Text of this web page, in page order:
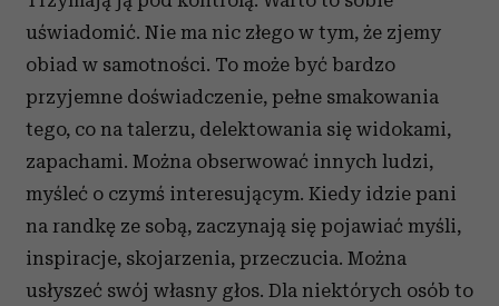
uświadomić. Nie ma nic złego w tym, że zjemy
obiad w samotności. To może być bardzo
przyjemne doświadczenie, pełne smakowania
tego, co na talerzu, delektowania się widokami,
zapachami. Można obserwować innych ludzi,
myśleć o czymś interesującym. Kiedy idzie pani
na randkę ze sobą, zaczynają się pojawiać myśli,
inspiracje, skojarzenia, przeczucia. Można
usłyszeć swój własny głos. Dla niektórych osób to